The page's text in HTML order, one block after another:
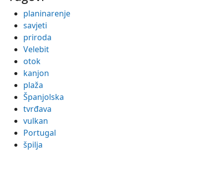
planinarenje
savjeti
priroda
Velebit
otok
kanjon
plaža
Španjolska
tvrđava
vulkan
Portugal
špilja